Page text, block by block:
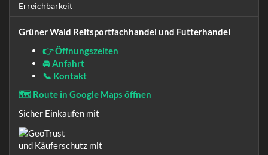
Erreichbarkeit
Grüner Wald Reitsportfachhandel und Futterhandel
👉 Öffnungszeiten
🚘 Anfahrt
📞 Kontakt
🗺️ Route in Google Maps öffnen
Sicher Einkaufen mit
und Käuferschutz mit